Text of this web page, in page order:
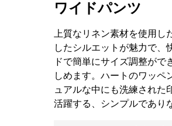
ワイドパンツ
上質なリネン素材を使用
したシルエットが魅力で、
ドで簡単にサイズ調整がで
しめます。ハートのワッペ
ュアルな中にも洗練された
活躍する、シンプルであり